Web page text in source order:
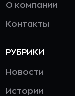
О компании
Контакты
РУБРИКИ
Новости
Истории